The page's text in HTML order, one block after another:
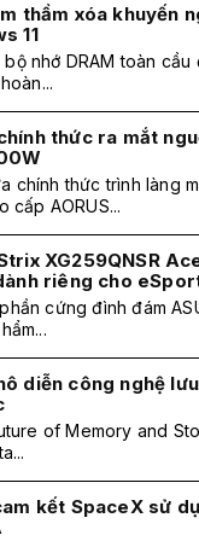
thầm xóa khuyến
11
nhớ DRAM toàn
thức ra mắt
chính thức trình làng
cấp AORUS...
XG259QNSR
riêng cho
cứng đình đám
diễn công nghệ
of Memory and
kết SpaceX sử